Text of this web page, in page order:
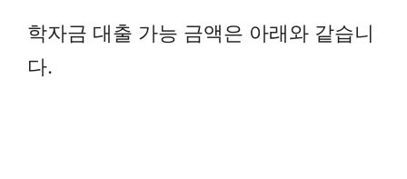
학자금 대출 가능 금액은 아래와 같습니
다.